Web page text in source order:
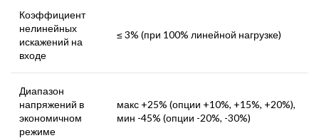
Коэффициент
нелинейных
искажений на
входе
≤ 3% (при 100% линейной нагрузке)
Диапазон
напряжений в
экономичном
режиме
макс +25% (опции +10%, +15%, +20%),
мин -45% (опции -20%, -30%)